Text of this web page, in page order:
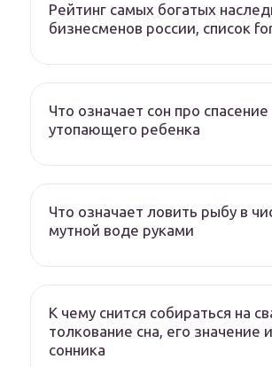
Рейтинг самых богатых
бизнесменов россии, список
Что означает сон про спасение
утопающего ребенка
Что означает ловить рыбу в
мутной воде руками
К чему снится собираться на
толкование сна, его значение
сонника